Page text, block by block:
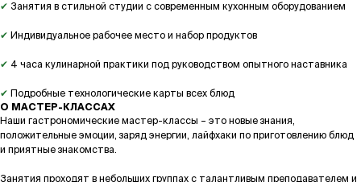
✔ Занятия в стильной студии с современным кухонным оборудованием
✔ Индивидуальное рабочее место и набор продуктов
✔ 4 часа кулинарной практики под руководством опытного наставника
✔ Подробные технологические карты всех блюд
О МАСТЕР-КЛАССАХ
Наши гастрономические мастер-классы – это новые знания,
положительные эмоции, заряд энергии, лайфхаки по приготовлению блюд
и приятные знакомства.
Занятия проходят в небольших группах с талантливым преподавателем и